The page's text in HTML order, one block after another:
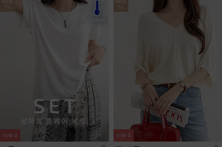
NEW
7%
리뷰 0
NEW
7%
리뷰 0